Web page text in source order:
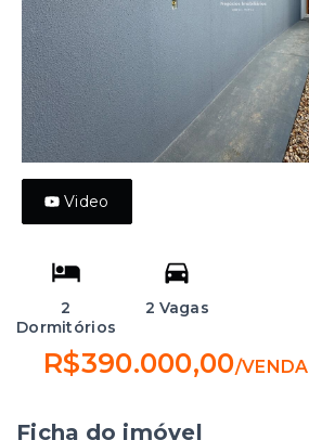
Video
2
Dormitórios
2 Vagas
R$390.000,00/VENDA
Ficha do imóvel